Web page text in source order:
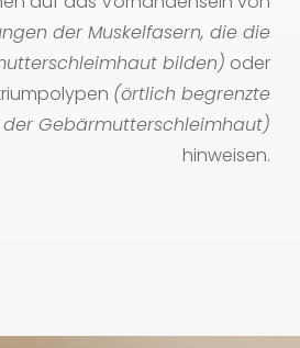
der Muskelfasern, die die
bilden) oder
(örtlich begrenzte
Gebärmutterschleimhaut)
hinweisen.